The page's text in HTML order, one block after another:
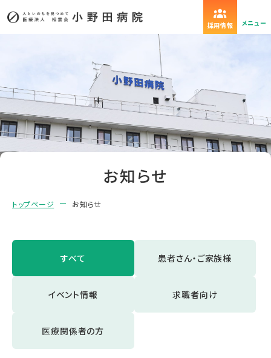
採用情報 メニュー
お知らせ
トップページ お知らせ
すべて 患者さん・ご家族様
イベント情報 求職者向け
医療関係者の方